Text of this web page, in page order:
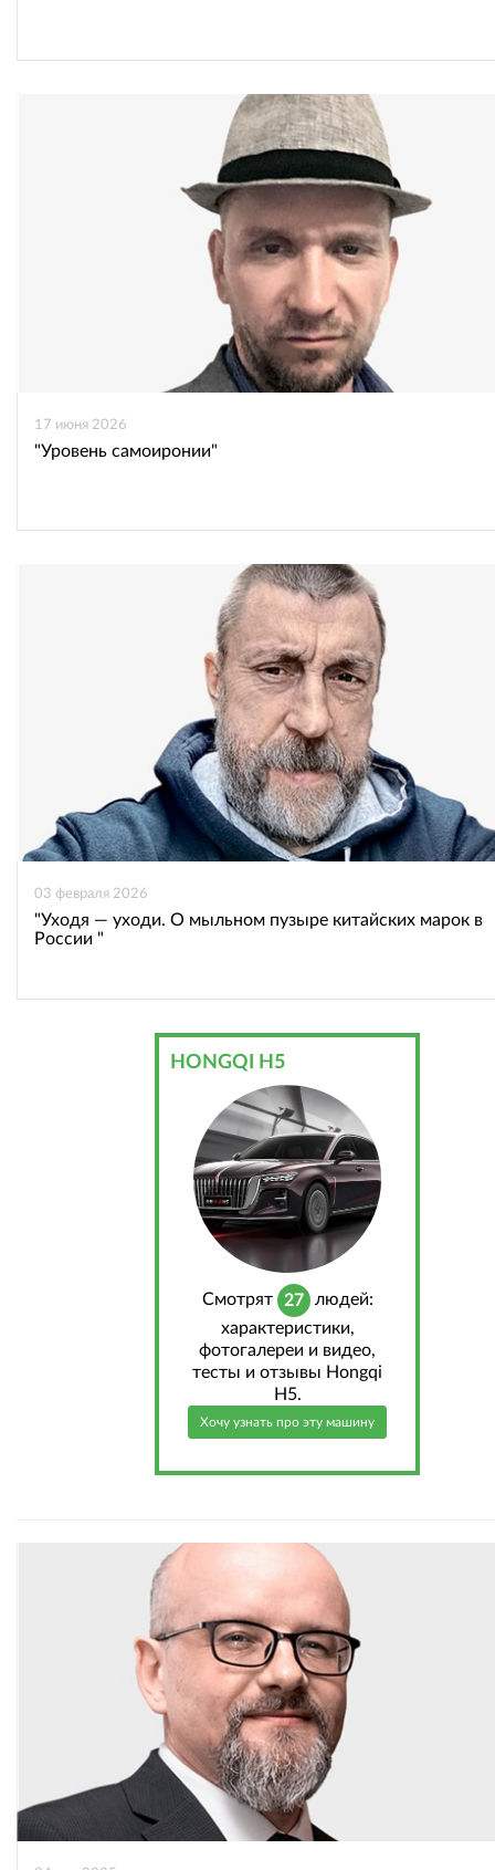
17 июня 2026
"Уровень самоиронии"
03 февраля 2026
"Уходя — уходи. О мыльном пузыре китайских марок в
России "
HONGQI H5
Cмотрят 27 людей:
характеристики,
фотогалереи и видео,
тесты и отзывы Hongqi
H5.
Хочу узнать про эту машину